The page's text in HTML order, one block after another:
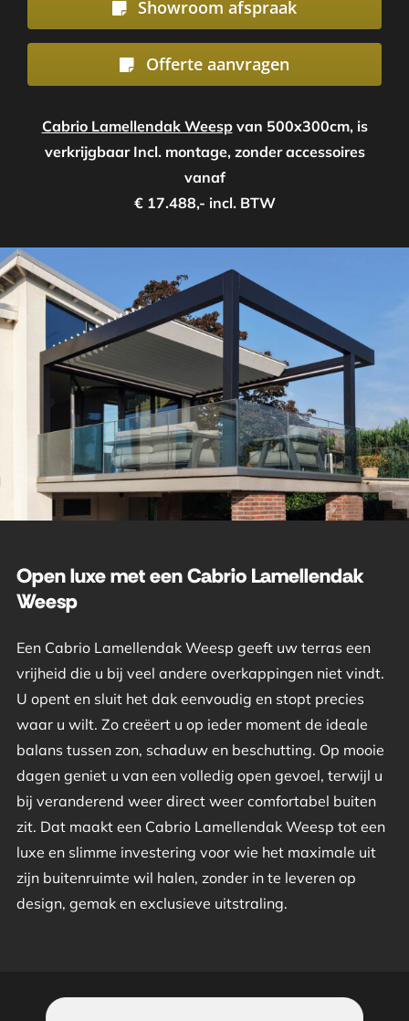
Showroom afspraak
Offerte aanvragen
Cabrio Lamellendak Weespvan 500x300cm, is
verkrijgbaar Incl. montage, zonder accessoires
vanaf
€ 17.488,- incl. BTW
Open luxe met een Cabrio Lamellendak
Weesp
Een Cabrio Lamellendak Weesp geeft uw terras een
vrijheid die u bij veel andere overkappingen niet vindt.
U opent en sluit het dak eenvoudig en stopt precies
waar u wilt. Zo creëert u op ieder moment de ideale
balans tussen zon, schaduw en beschutting. Op mooie
dagen geniet u van een volledig open gevoel, terwijl u
bij veranderend weer direct weer comfortabel buiten
zit. Dat maakt een Cabrio Lamellendak Weesp tot een
luxe en slimme investering voor wie het maximale uit
zijn buitenruimte wil halen, zonder in te leveren op
design, gemak en exclusieve uitstraling.